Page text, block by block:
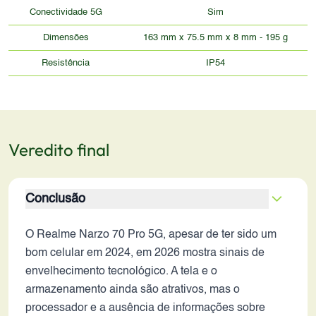
Conectividade 5G Sim
Dimensões 163 mm x 75.5 mm x 8 mm - 195 g
Resistência IP54
Veredito final
Conclusão
O Realme Narzo 70 Pro 5G, apesar de ter sido um
bom celular em 2024, em 2026 mostra sinais de
envelhecimento tecnológico. A tela e o
armazenamento ainda são atrativos, mas o
processador e a ausência de informações sobre